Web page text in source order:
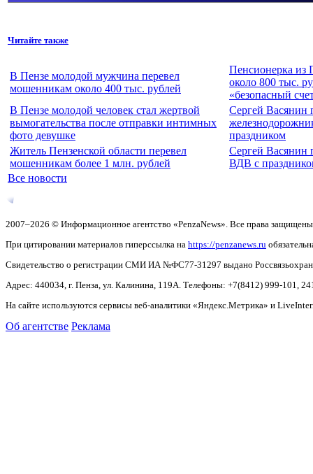
Читайте также
В Пензе молодой мужчина перевел
мошенникам около 400 тыс. рублей
Пенсионерка из
около 800 тыс.
«безопасный
В Пензе молодой человек стал жертвой
вымогательства после отправки интимных
фото девушке
Сергей Васянин
праздником
Житель Пензенской области перевел
мошенникам более 1 млн. рублей
Сергей Васянин
ВДВ с
Все новости
2007–2026 © Информационное агентство «PenzaNews». Все права
При цитировании материалов гиперссылка на https://penzanews.ru
Свидетельство о регистрации СМИ ИА №ФС77-31297 выдано
Адрес: 440034, г. Пенза, ул. Калинина, 119А. Телефоны: +7(8412) 999-101,
На сайте используются сервисы веб-аналитики «Яндекс.Метрика» и
Об агентстве Реклама